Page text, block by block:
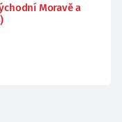
Moravě a